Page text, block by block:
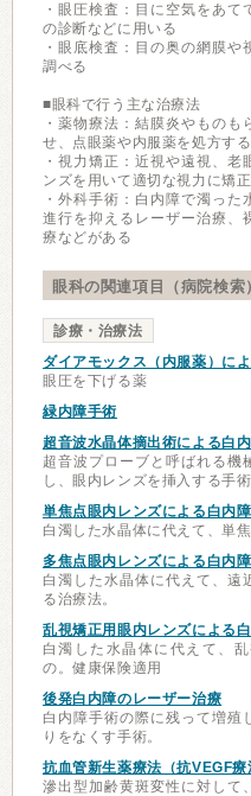
・眼圧検査：目に空気をあ
の診断などに用いる
・眼底検査：目の奥の網膜
調べる
■眼科で行う主な治療法
・薬物療法：結膜炎やもの
せ、点眼薬や内服薬を処方する
・視力矯正：近視や遠視、
ンズを用いて適切な視力に矯
・外科手術：白内障で濁っ
進行を抑えるレーザー治療、
療などがある
眼科の関連項目（病院検索
診療・治療法
ダイアモックス（内服薬）に
眼圧を下げる薬
緑内障手術
超音波水晶体摘出術による白
超音波プローブと呼ばれる機
し、眼内レンズを挿入する手術
単焦点眼内レンズによる白内
白濁した水晶体に代えて、単
多焦点眼内レンズによる白内
白濁した水晶体に代えて、遠
る治療法。
乱視矯正用眼内レンズによる
白濁した水晶体に代えて、
の。健康保険適用
後発白内障のレーザー治療
白内障手術の際に残って増殖
りをなくす手術。
抗血管新生薬療法（抗VEGF療
滲出型加齢黄斑変性に対して